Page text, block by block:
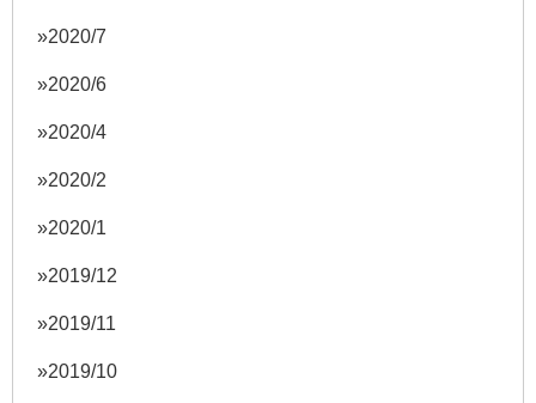
2020/7
2020/6
2020/4
2020/2
2020/1
2019/12
2019/11
2019/10